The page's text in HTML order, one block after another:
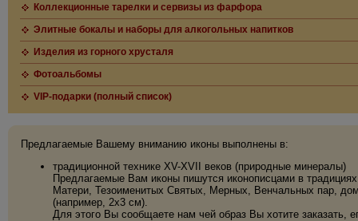
Коллекционные тарелки и сервизы из фарфора
Элитные бокалы и наборы для алкогольных напитков
Изделия из горного хрусталя
Фотоальбомы
VIP-подарки (полный список)
Предлагаемые Вашему вниманию иконы выполнены в:
традиционной технике XV-XVII веков (природные минералы)
Предлагаемые Вам иконы пишутся иконописцами в
Матери, Тезоименитых Святых, Мерных, Венчальных пар,
(например, 2х3 см).
Для этого Вы сообщаете нам чей образ Вы хотите заказать,